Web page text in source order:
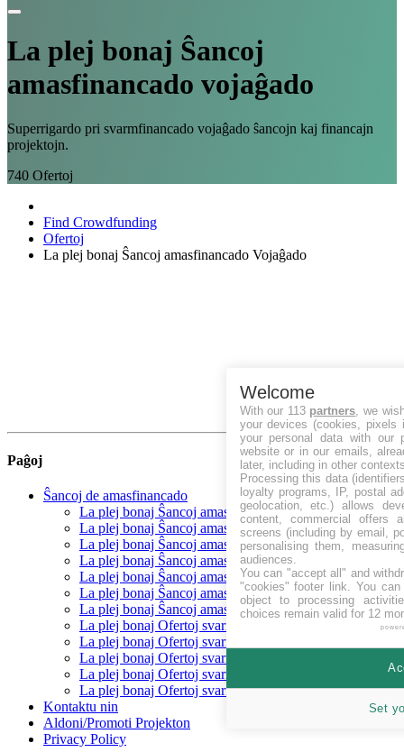
La plej bonaj Ŝancoj
amasfinancado vojaĝado
Superrigardo pri svarmfinancado vojaĝado ŝancojn kaj financajn
projektojn.
740 Ofertoj
Find Crowdfunding
Ofertoj
La plej bonaj Ŝancoj amasfinancado Vojaĝado
Paĝoj
Ŝancoj de amasfinancado
La plej bonaj Ŝancoj amasfinancado levantaj
La plej bonaj Ŝancoj amasfinancado Baldaŭ
La plej bonaj Ŝancoj amasfinancado financitaj
La plej bonaj Ŝancoj amasfinancado Repagita
La plej bonaj Ŝancoj amasfinancado Egaleco
La plej bonaj Ŝancoj amasfinancado Prunto/ŝuldo
La plej bonaj Ŝancoj amasfinancado Rekompenco
La plej bonaj Ofertoj svarmfinancado en CHF
La plej bonaj Ofertoj svarmfinancado en EUR
La plej bonaj Ofertoj svarmfinancado en GBP
La plej bonaj Ofertoj svarmfinancado en SEK
La plej bonaj Ofertoj svarmfinancado en USD
Kontaktu nin
Aldoni/Promoti Projekton
Privacy Policy
Welcome
With our 113 partners, we
your devices (cookies, pixels
your personal data with our
website or in our emails,
later, including in other
Processing this data
loyalty programs, IP, postal
geolocation, etc.) allows
content, commercial offers
screens (including by email,
personalising them,
audiences.
You can "accept all" and
"cookies" footer link. You can
object to processing
choices remain valid for 12
Set